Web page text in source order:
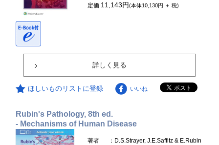
定価 11,143円(本体10,130円 ＋ 税)
詳しく見る
ほしいものリストに登録 いいね
Rubin's Pathology, 8th ed.
- Mechanisms of Human Disease
著者
：D.S.Strayer, J.E.Saffitz & E.Rubin